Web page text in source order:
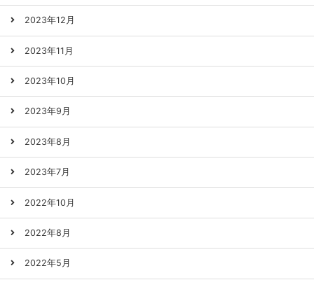
2023年12月
2023年11月
2023年10月
2023年9月
2023年8月
2023年7月
2022年10月
2022年8月
2022年5月